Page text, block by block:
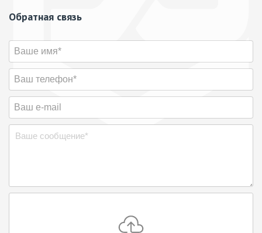
Обратная связь